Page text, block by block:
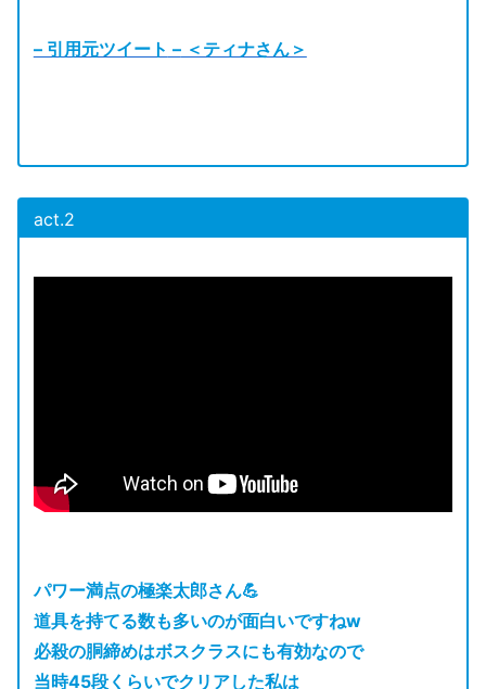
– 引用元ツイート –＜ティナさん＞
act.2
パワー満点の極楽太郎さん💪
道具を持てる数も多いのが面白いですねw
必殺の胴締めはボスクラスにも有効なので
当時45段くらいでクリアした私は